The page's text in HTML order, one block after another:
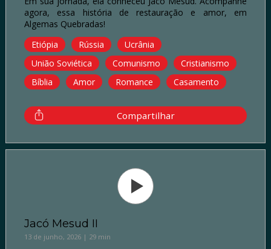
agora, essa história de restauração e amor, em
Algemas Quebradas!
Etiópia
Rússia
Ucrânia
União Soviética
Comunismo
Cristianismo
Bíblia
Amor Romance Casamento
Compartilhar
Jacó Mesud II
13 de junho, 2026 | 29 min